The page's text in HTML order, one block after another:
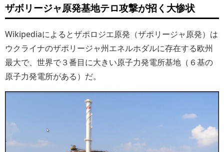
ザボリージャ原発基地テロ攻撃が招く大惨状
Wikipediaによるとザポロジエ原発（ザポリージャ原発）は
ウクライナのザポリージャ州エネルホダルに存在する欧州
最大で、世界で３番目に大きい原子力発電所基地（６基の
原子力発電所がある）だ。